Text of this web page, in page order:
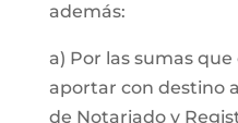
además:
a) Por las sumas
aportar con destino
de Notariado y